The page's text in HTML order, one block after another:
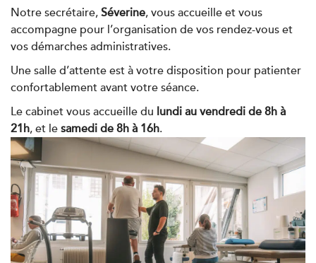
Notre secrétaire, Séverine, vous accueille et vous
accompagne pour l’organisation de vos rendez-vous et
vos démarches administratives.
Une salle d’attente est à votre disposition pour patienter
confortablement avant votre séance.
Le cabinet vous accueille du lundi au vendredi de 8h à
21h, et le samedi de 8h à 16h.
199 Bd Saint-Germain 75007 Paris
01 43 25 10 20
PRENDRE RDV
PRENDRE RDV
IK Bois Colombes – 92
1 Rue Mertens 92600 Bois-Colombes
1 Rue Mertens 92600 Bois-Colombes
01 43 50 50 81
PRENDRE RDV
Kinésithérapie